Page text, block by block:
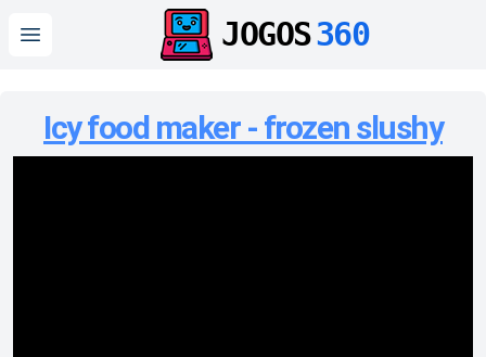
Open main menu JOGOS360
Icy food maker - frozen slushy